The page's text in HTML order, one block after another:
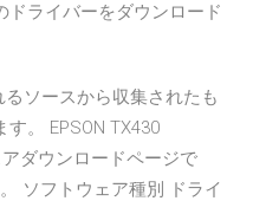
ドライバーをダウンロード
ソースから収集されたも
。 EPSON TX430
ダウンロードページで
ソフトウェア種別 ドライ